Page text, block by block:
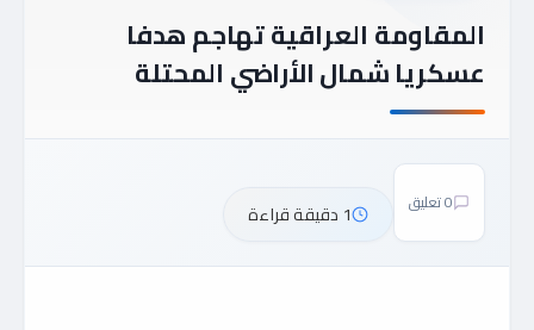
المقاومة العراقية تهاجم هدفا
عسكريا شمال الأراضي المحتلة
0 تعليق 1 دقيقة قراءة